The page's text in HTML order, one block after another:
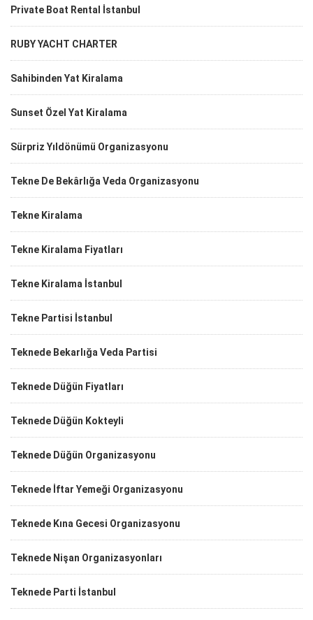
Private Boat Rental İstanbul
RUBY YACHT CHARTER
Sahibinden Yat Kiralama
Sunset Özel Yat Kiralama
Sürpriz Yıldönümü Organizasyonu
Tekne De Bekârlığa Veda Organizasyonu
Tekne Kiralama
Tekne Kiralama Fiyatları
Tekne Kiralama İstanbul
Tekne Partisi İstanbul
Teknede Bekarlığa Veda Partisi
Teknede Düğün Fiyatları
Teknede Düğün Kokteyli
Teknede Düğün Organizasyonu
Teknede İftar Yemeği Organizasyonu
Teknede Kına Gecesi Organizasyonu
Teknede Nişan Organizasyonları
Teknede Parti İstanbul